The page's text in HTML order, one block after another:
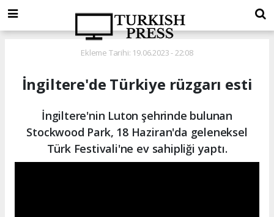
Ekleme Tarihi: 19.06.2023 - 22:08
İngiltere'de Türkiye rüzgarı esti
İngiltere'nin Luton şehrinde bulunan
Stockwood Park, 18 Haziran'da geleneksel
Türk Festivali'ne ev sahipliği yaptı.